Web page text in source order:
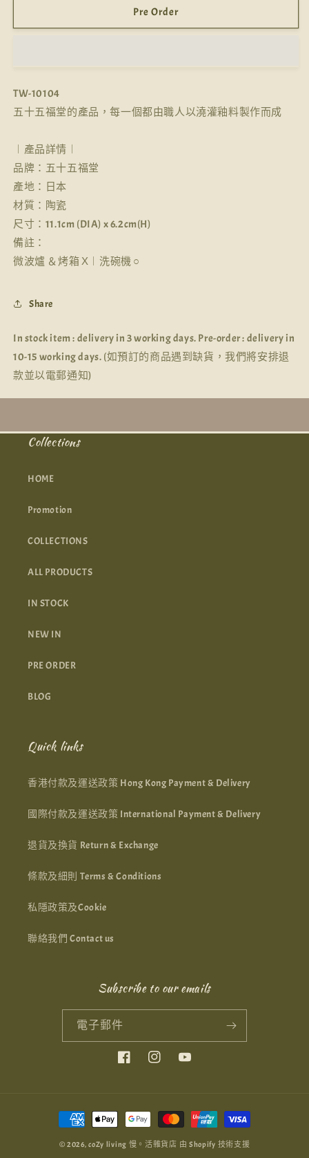
福
碗】
數
減
少
福
數
加
Pre Order
TW-10104
五十五福堂的產品，每一個都由職人以澆灌釉料製作而成
︱產品詳情︱
品牌：五十五福堂
產地：日本
材質：陶瓷
尺寸：11.1cm (DIA) x 6.2cm(H)
備註：
微波爐 ＆烤箱 Χ︱洗碗機 ○
Share
In stock item : delivery in 3 working days. Pre-order : delivery in
10-15 working days. (如預訂的商品遇到缺貨，我們將安排退
款並以電郵通知)
Collections
HOME
Promotion
COLLECTIONS
ALL PRODUCTS
IN STOCK
NEW IN
PRE ORDER
BLOG
Quick links
香港付款及運送政策 Hong Kong Payment & Delivery
國際付款及運送政策 International Payment & Delivery
退貨及換貨 Return & Exchange
條款及細則 Terms & Conditions
私隱政策及Cookie
聯絡我們 Contact us
Subscribe to our emails
電子郵件
FacebookInstagramYouTube
付
款
方
© 2026,coZy living 慢。活雜貨店 由 Shopify 技術支援